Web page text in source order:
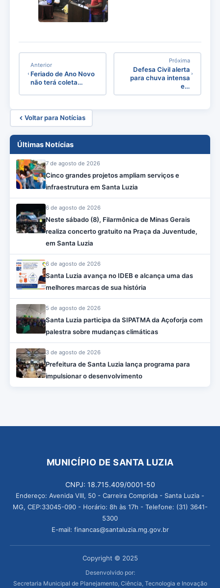
Anterior
Feriado de Ano Novo
não terá coleta…
Próxima
Defesa Civil alerta
para chuva intensa
e…
Voltar para Notícias
Últimas Notícias
7 de agosto de 2026
Cinco grandes projetos ampliam serviços e
infraestrutura em Santa Luzia
6 de agosto de 2026
Neste sábado (8), Filarmônica de Minas Gerais
realiza concerto gratuito na Praça da Juventude,
em Santa Luzia
6 de agosto de 2026
Santa Luzia avança no IDEB e alcança uma das
melhores marcas de sua história
5 de agosto de 2026
Santa Luzia participa da SIPATMA da Açoforja com
palestra sobre mudanças climáticas
3 de agosto de 2026
Prefeitura de Santa Luzia lança programa para
impulsionar o desenvolvimento
MUNICÍPIO DE SANTA LUZIA
CNPJ: 18.715.409/0001-50
Endereço: Avenida VIII, 50 - Carreira Comprida - Santa Luzia -
MG, CEP:33045-090 - Horário: 8h às 17h - Telefone: (31) 3641-
5300
E-mail: financas@santaluzia.mg.gov.br
Copyright © 2025
Desenvolvido por:
Secretaria Municipal de Planejamento, Ciência, Tecnologia e Inovação